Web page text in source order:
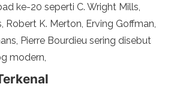
ke-20 seperti C. Wright Mills,
Robert K. Merton, Erving Goffman,
Pierre Bourdieu sering disebut
modern,